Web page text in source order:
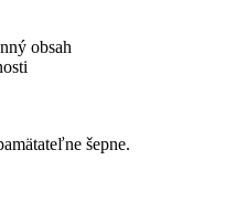
obsah
šepne.